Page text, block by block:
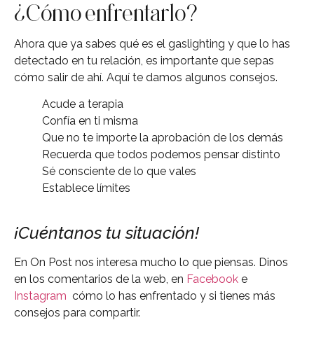
¿Cómo enfrentarlo?
Ahora que ya sabes qué es el gaslighting y que lo has
detectado en tu relación, es importante que sepas
cómo salir de ahí. Aquí te damos algunos consejos.
Acude a terapia
Confía en ti misma
Que no te importe la aprobación de los demás
Recuerda que todos podemos pensar distinto
Sé consciente de lo que vales
Establece límites
¡Cuéntanos tu situación!
En On Post nos interesa mucho lo que piensas. Dinos
en los comentarios de la web, en Facebook e
Instagram cómo lo has enfrentado y si tienes más
consejos para compartir.